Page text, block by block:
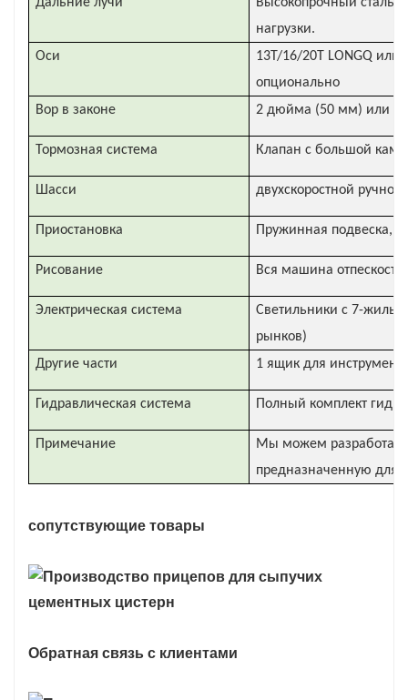
Дальние лучи
Высокопрочный
нагрузки.
Оси
13T/16/20T LONGQ
опционально
Вор в законе
2 дюйма (50 мм) или
Тормозная система Клапан с большой
Шасси двухскоростной
Приостановка Пружинная подвеска,
Рисование Вся машина
Электрическая система
Светильники с 7-
рынков)
Другие части
1 ящик для
Гидравлическая система Полный комплект
Примечание
Мы можем разработать
предназначенную для
сопутствующие товары
Обратная связь с клиентами